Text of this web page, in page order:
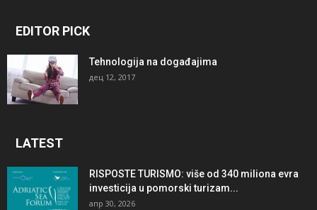
EDITOR PICK
Tehnologija na događajima
дец 12, 2017
LATEST
RISPOSTE TURISMO: više od 340 miliona evra
investicija u pomorski turizam...
апр 30, 2026